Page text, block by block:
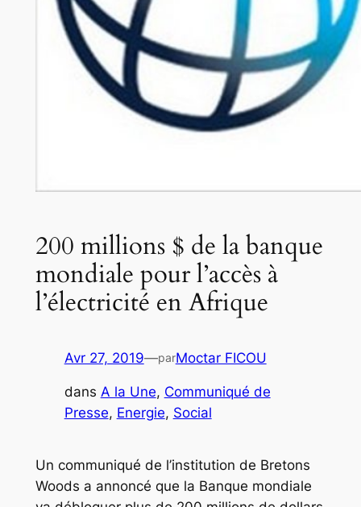
200 millions $ de la banque
mondiale pour l’accès à
l’électricité en Afrique
Avr 27, 2019—parMoctar FICOU
dans A la Une, Communiqué de
Presse, Energie, Social
Un communiqué de l’institution de Bretons
Woods a annoncé que la Banque mondiale